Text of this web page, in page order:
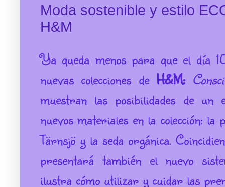
Moda sostenible y estilo
H&M
Ya queda menos para que el día
nuevas colecciones de H&M:
muestran las posibilidades de un
nuevos materiales en la colección:
Tärnsjö y la seda orgánica.
presentará también el nuevo
ilustra cómo utilizar y cuidar las